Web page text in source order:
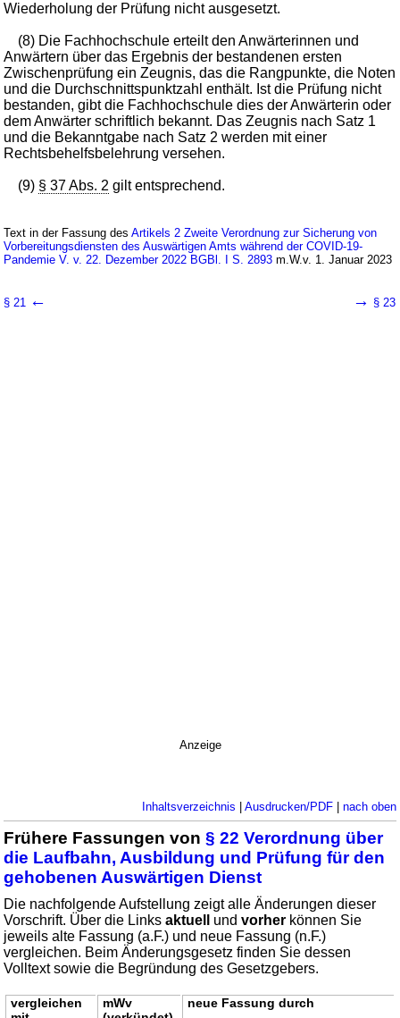
Wiederholung der Prüfung nicht ausgesetzt.
(8) Die Fachhochschule erteilt den Anwärterinnen und
Anwärtern über das Ergebnis der bestandenen ersten
Zwischenprüfung ein Zeugnis, das die Rangpunkte, die Noten
und die Durchschnittspunktzahl enthält. Ist die Prüfung nicht
bestanden, gibt die Fachhochschule dies der Anwärterin oder
dem Anwärter schriftlich bekannt. Das Zeugnis nach Satz 1
und die Bekanntgabe nach Satz 2 werden mit einer
Rechtsbehelfsbelehrung versehen.
(9) § 37 Abs. 2 gilt entsprechend.
Text in der Fassung desArtikels 2 Zweite Verordnung zur Sicherung von
Vorbereitungsdiensten des Auswärtigen Amts während der COVID-19-
Pandemie V. v. 22. Dezember 2022 BGBl. I S. 2893 m.W.v. 1. Januar 2023
§ 21 ← → § 23
Anzeige
Inhaltsverzeichnis | Ausdrucken/PDF| nach oben
Frühere Fassungen von§ 22 Verordnung über
die Laufbahn, Ausbildung und Prüfung für den
gehobenen Auswärtigen Dienst
Die nachfolgende Aufstellung zeigt alle Änderungen dieser
Vorschrift. Über die Linksaktuell undvorher können Sie
jeweils alte Fassung (a.F.) und neue Fassung (n.F.)
vergleichen. Beim Änderungsgesetz finden Sie dessen
Volltext sowie die Begründung des Gesetzgebers.
vergleichen
mWv
neue Fassung durch